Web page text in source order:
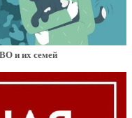
и их семей